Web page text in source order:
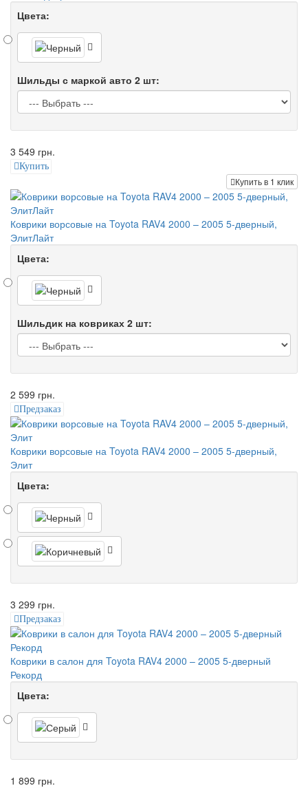
Цвета:
Шильды с маркой авто 2 шт:
3 549 грн.
Купить
Купить в 1 клик
Коврики ворсовые на Toyota RAV4 2000 – 2005 5-дверный,
ЭлитЛайт
Цвета:
Шильдик на ковриках 2 шт:
2 599 грн.
Предзаказ
Коврики ворсовые на Toyota RAV4 2000 – 2005 5-дверный,
Элит
Цвета:
3 299 грн.
Предзаказ
Коврики в салон для Toyota RAV4 2000 – 2005 5-дверный
Рекорд
Цвета:
1 899 грн.